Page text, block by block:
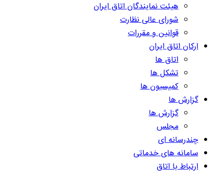
هیئت نمایندگان اتاق ایران
شورای عالی نظارت
قوانین و مقررات
ارکان اتاق ایران
اتاق ها
تشکل ها
کمیسیون ها
گزارش ها
گزارش ها
مجلس
چندرسانه ای
سامانه های خدماتی
ارتباط با اتاق